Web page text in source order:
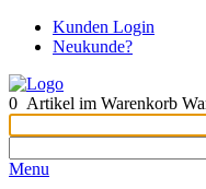
Kunden Login
Neukunde?
0 Artikel im Warenkorb
Menu